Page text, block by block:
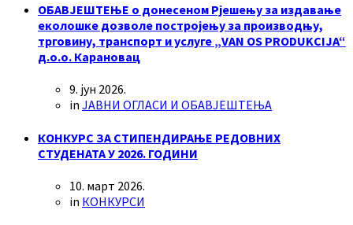
ОБАВЈЕШТЕЊЕ о донесеном Рјешењу за издавање
еколошке дозволе постројењу за производњу,
трговину, транспорт и услуге „VAN OS PRODUKCIJA“
д.о.о. Карановац
9. јун 2026.
in ЈАВНИ ОГЛАСИ И ОБАВЈЕШТЕЊА
КОНКУРС ЗА СТИПЕНДИРАЊЕ РЕДОВНИХ
СТУДЕНАТА У 2026. ГОДИНИ
10. март 2026.
in КОНКУРСИ